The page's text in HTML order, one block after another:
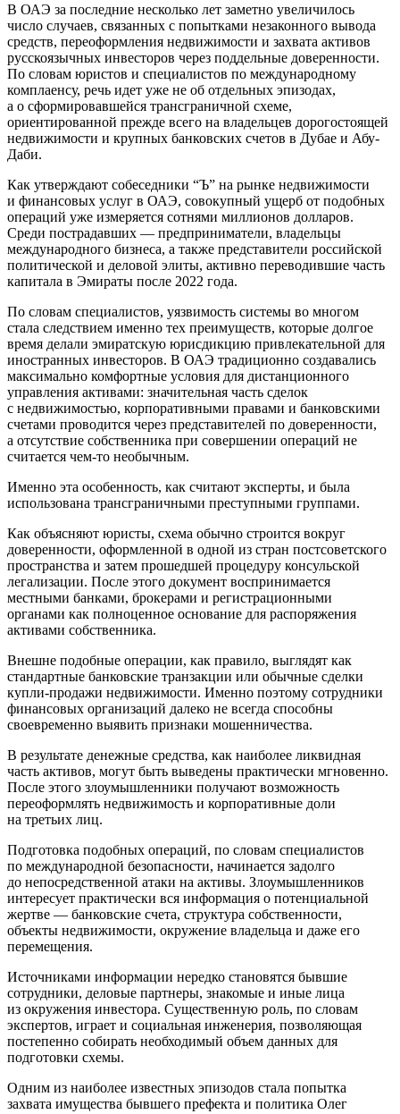
В ОАЭ за последние несколько лет заметно увеличилось
число случаев, связанных с попытками незаконного вывода
средств, переоформления недвижимости и захвата активов
русскоязычных инвесторов через поддельные доверенности.
По словам юристов и специалистов по международному
комплаенсу, речь идет уже не об отдельных эпизодах,
а о сформировавшейся трансграничной схеме,
ориентированной прежде всего на владельцев дорогостоящей
недвижимости и крупных банковских счетов в Дубае и Абу-
Даби.
Как утверждают собеседники “Ъ” на рынке недвижимости
и финансовых услуг в ОАЭ, совокупный ущерб от подобных
операций уже измеряется сотнями миллионов долларов.
Среди пострадавших — предприниматели, владельцы
международного бизнеса, а также представители российской
политической и деловой элиты, активно переводившие часть
капитала в Эмираты после 2022 года.
По словам специалистов, уязвимость системы во многом
стала следствием именно тех преимуществ, которые долгое
время делали эмиратскую юрисдикцию привлекательной для
иностранных инвесторов. В ОАЭ традиционно создавались
максимально комфортные условия для дистанционного
управления активами: значительная часть сделок
с недвижимостью, корпоративными правами и банковскими
счетами проводится через представителей по доверенности,
а отсутствие собственника при совершении операций не
считается чем-то необычным.
Именно эта особенность, как считают эксперты, и была
использована трансграничными преступными группами.
Как объясняют юристы, схема обычно строится вокруг
доверенности, оформленной в одной из стран постсоветского
пространства и затем прошедшей процедуру консульской
легализации. После этого документ воспринимается
местными банками, брокерами и регистрационными
органами как полноценное основание для распоряжения
активами собственника.
Внешне подобные операции, как правило, выглядят как
стандартные банковские транзакции или обычные сделки
купли-продажи недвижимости. Именно поэтому сотрудники
финансовых организаций далеко не всегда способны
своевременно выявить признаки мошенничества.
В результате денежные средства, как наиболее ликвидная
часть активов, могут быть выведены практически мгновенно.
После этого злоумышленники получают возможность
переоформлять недвижимость и корпоративные доли
на третьих лиц.
Подготовка подобных операций, по словам специалистов
по международной безопасности, начинается задолго
до непосредственной атаки на активы. Злоумышленников
интересует практически вся информация о потенциальной
жертве — банковские счета, структура собственности,
объекты недвижимости, окружение владельца и даже его
перемещения.
Источниками информации нередко становятся бывшие
сотрудники, деловые партнеры, знакомые и иные лица
из окружения инвестора. Существенную роль, по словам
экспертов, играет и социальная инженерия, позволяющая
постепенно собирать необходимый объем данных для
подготовки схемы.
Одним из наиболее известных эпизодов стала попытка
захвата имущества бывшего префекта и политика Олег